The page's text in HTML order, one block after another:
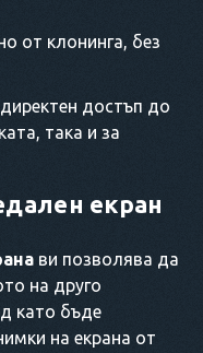
от клонинга, без
достъп до
така и за
екран
ви позволява да
на друго
като бъде
на екрана от